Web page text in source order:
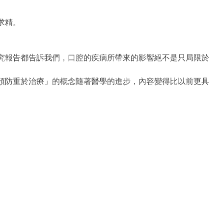
。
告都告訴我們，口腔的疾病所帶來的影響絕不是只局限於
重於治療」的概念隨著醫學的進步，內容變得比以前更具